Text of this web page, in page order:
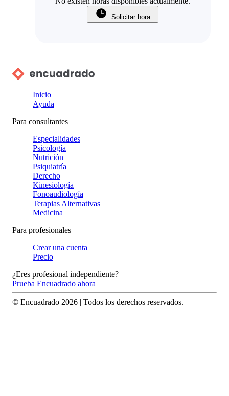
Solicitar hora
Inicio
Ayuda
Para consultantes
Especialidades
Psicología
Nutrición
Psiquiatría
Derecho
Kinesiología
Fonoaudiología
Terapias Alternativas
Medicina
Para profesionales
Crear una cuenta
Precio
¿Eres profesional independiente?
Prueba Encuadrado ahora
© Encuadrado 2026 | Todos los derechos reservados.